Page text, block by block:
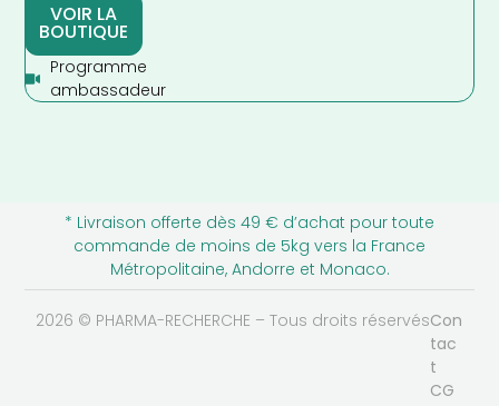
VOIR LA
BOUTIQUE
Programme
ambassadeur
* Livraison offerte dès 49 € d’achat pour toute
commande de moins de 5kg vers la France
Métropolitaine, Andorre et Monaco.
2026 © PHARMA-RECHERCHE – Tous droits réservésCon
tac
t
CG